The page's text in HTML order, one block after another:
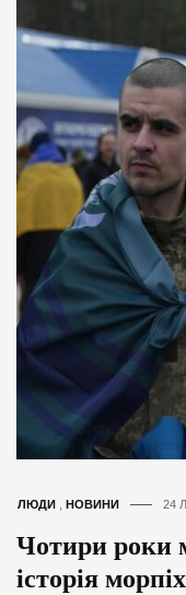
ЛЮДИ НОВИНИ 24
Чотири роки
історія